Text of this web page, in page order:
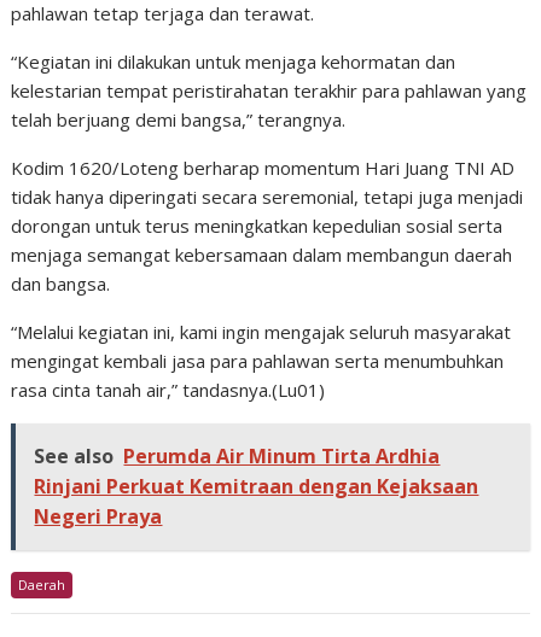
pahlawan tetap terjaga dan terawat.
“Kegiatan ini dilakukan untuk menjaga kehormatan dan
kelestarian tempat peristirahatan terakhir para pahlawan yang
telah berjuang demi bangsa,” terangnya.
Kodim 1620/Loteng berharap momentum Hari Juang TNI AD
tidak hanya diperingati secara seremonial, tetapi juga menjadi
dorongan untuk terus meningkatkan kepedulian sosial serta
menjaga semangat kebersamaan dalam membangun daerah
dan bangsa.
“Melalui kegiatan ini, kami ingin mengajak seluruh masyarakat
mengingat kembali jasa para pahlawan serta menumbuhkan
rasa cinta tanah air,” tandasnya.(Lu01)
See also Perumda Air Minum Tirta Ardhia
Rinjani Perkuat Kemitraan dengan Kejaksaan
Negeri Praya
Daerah